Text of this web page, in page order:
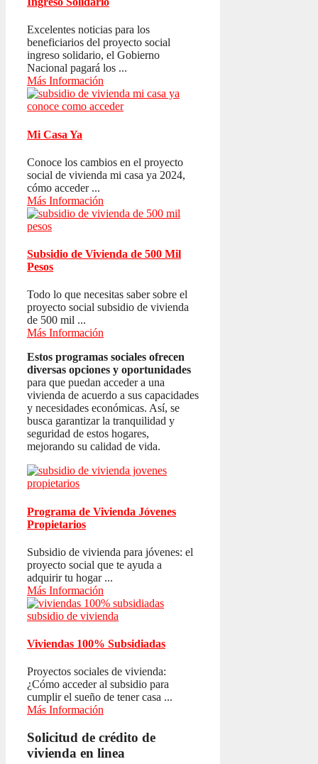
Excelentes noticias para los
beneficiarios del proyecto social
ingreso solidario, el Gobierno
Nacional pagará los ...
Más Información
Mi Casa Ya
Conoce los cambios en el proyecto
social de vivienda mi casa ya 2024,
cómo acceder ...
Más Información
Subsidio de Vivienda de 500 Mil
Pesos
Todo lo que necesitas saber sobre el
proyecto social subsidio de vivienda
de 500 mil ...
Más Información
Estos programas sociales ofrecen
diversas opciones y oportunidades
para que puedan acceder a una
vivienda de acuerdo a sus capacidades
y necesidades económicas. Así, se
busca garantizar la tranquilidad y
seguridad de estos hogares,
mejorando su calidad de vida.
Programa de Vivienda Jóvenes
Propietarios
Subsidio de vivienda para jóvenes: el
proyecto social que te ayuda a
adquirir tu hogar ...
Más Información
Viviendas 100% Subsidiadas
Proyectos sociales de vivienda:
¿Cómo acceder al subsidio para
cumplir el sueño de tener casa ...
Más Información
Solicitud de crédito de
vivienda en linea